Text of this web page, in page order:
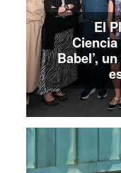
El
Ciencia
Babel’,